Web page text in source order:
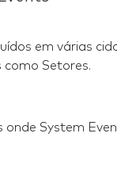
em várias
como Setores.
onde System